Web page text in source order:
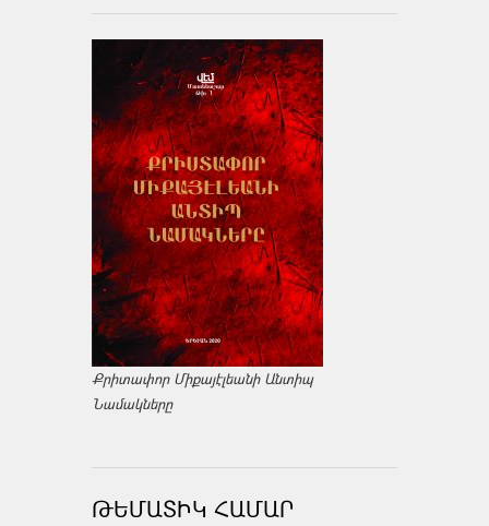
Քրիտափոր Միքայէլեանի Անտիպ
Նամակները
ԹԵՄԱՏԻԿ ՀԱՄԱՐ